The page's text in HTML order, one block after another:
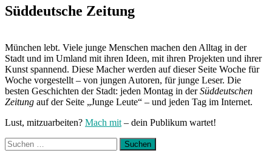
Post:
Süddeutsche Zeitung
München lebt. Viele junge Menschen machen den Alltag in der
Stadt und im Umland mit ihren Ideen, mit ihren Projekten und ihrer
Kunst spannend. Diese Macher werden auf dieser Seite Woche für
Woche vorgestellt – von jungen Autoren, für junge Leser. Die
besten Geschichten der Stadt: jeden Montag in derSüddeutschen
Zeitung auf der Seite „Junge Leute“ – und jeden Tag im Internet.
Lust, mitzuarbeiten? Mach mit – dein Publikum wartet!
Suchen
nach: